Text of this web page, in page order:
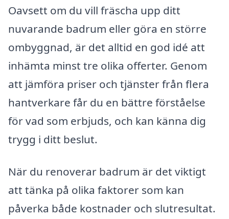
Oavsett om du vill fräscha upp ditt
nuvarande badrum eller göra en större
ombyggnad, är det alltid en god idé att
inhämta minst tre olika offerter. Genom
att jämföra priser och tjänster från flera
hantverkare får du en bättre förståelse
för vad som erbjuds, och kan känna dig
trygg i ditt beslut.
När du renoverar badrum är det viktigt
att tänka på olika faktorer som kan
påverka både kostnader och slutresultat.